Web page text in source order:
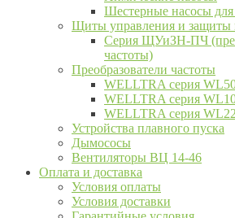
Шестерные насосы для
Щиты управления и защиты
Серия ЩУиЗН-ПЧ
частоты)
Преобразователи частоты
WELLTRA cерия
WELLTRA cерия
WELLTRA серия
Устройства плавного пуска
Дымососы
Вентиляторы ВЦ 14-46
Оплата и доставка
Условия оплаты
Условия доставки